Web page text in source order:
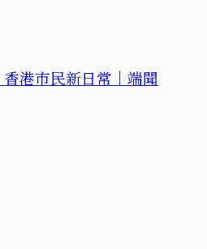
香港市民新日常｜端聞